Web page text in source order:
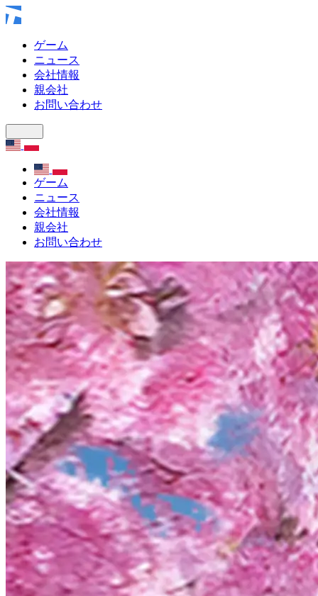
ゲーム
ニュース
会社情報
親会社
お問い合わせ
ゲーム
ニュース
会社情報
親会社
お問い合わせ